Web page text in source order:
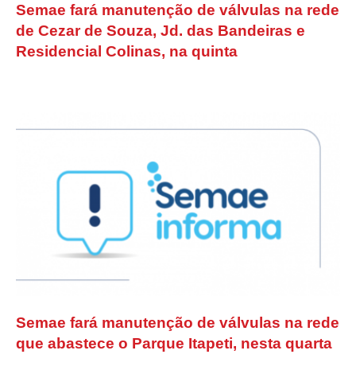
Semae fará manutenção de válvulas na rede
de Cezar de Souza, Jd. das Bandeiras e
Residencial Colinas, na quinta
Semae fará manutenção de válvulas na rede
que abastece o Parque Itapeti, nesta quarta